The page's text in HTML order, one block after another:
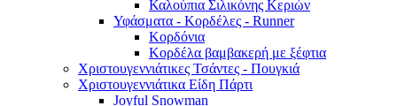
Καλούπια Σιλικόνης Κεριών
Υφάσματα - Κορδέλες - Runner
Κορδόνια
Κορδέλα βαμβακερή με ξέφτια
Χριστουγεννιάτικες Τσάντες - Πουγκιά
Χριστουγεννιάτικα Είδη Πάρτι
Joyful Snowman